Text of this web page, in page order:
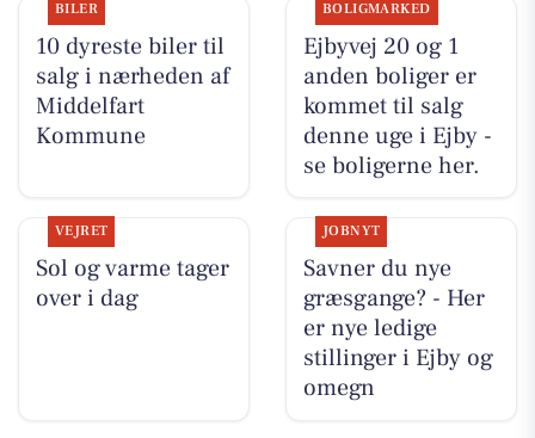
BILER
10 dyreste biler til
salg i nærheden af
Middelfart
Kommune
BOLIGMARKED
Ejbyvej 20 og 1
anden boliger er
kommet til salg
denne uge i Ejby -
se boligerne her.
VEJRET
Sol og varme tager
over i dag
JOBNYT
Savner du nye
græsgange? - Her
er nye ledige
stillinger i Ejby og
omegn